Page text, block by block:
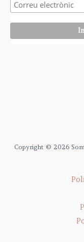
Copyright © 2026